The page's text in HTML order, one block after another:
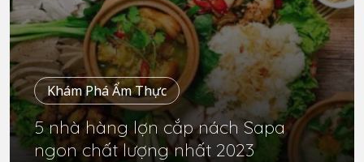
Khám Phá Ẩm Thực
5 nhà hàng lợn cắp nách Sapa
ngon chất lượng nhất 2023